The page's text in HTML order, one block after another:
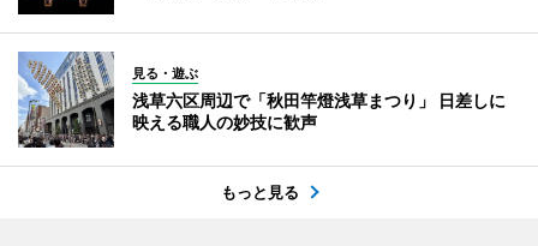
見る・遊ぶ
浅草六区周辺で「秋田竿燈浅草まつり」 日差しに
映える職人の妙技に歓声
もっと見る